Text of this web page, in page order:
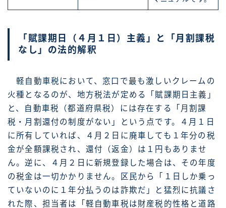
「賦課期日（４月１日）主義」と「月割課税
なし」の法的解釈
軽自動車税において、窓口で最も激しいクレームの
火種となるのが、地方税法が定める「賦課期日主義」
と、自動車税（都道府県税）には存在する「月割課
税・月割還付の制度がない」という点です。４月１日
に所有していれば、４月２日に廃車しても１年分の税
金が全額課税され、還付（返金）は１円もありませ
ん。逆に、４月２日に新規登録した場合は、その年度
の税金は一切かかりません。区民から「１日しか乗っ
ていないのに１年分払うのは詐欺だ」と猛烈に抗議さ
れた際、担当者は「軽自動車税は財産税的性格と道路